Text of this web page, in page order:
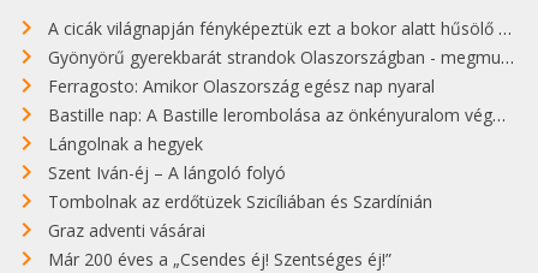
A cicák világnapján fényképeztük ezt a bokor alatt hűsölő cicát Kisorosziban
Gyönyörű gyerekbarát strandok Olaszországban - megmutatjuk a 15 legjobbat
Ferragosto: Amikor Olaszország egész nap nyaral
Bastille nap: A Bastille lerombolása az önkényuralom végét jelentette
Lángolnak a hegyek
Szent Iván-éj – A lángoló folyó
Tombolnak az erdőtüzek Szicíliában és Szardínián
Graz adventi vásárai
Már 200 éves a „Csendes éj! Szentséges éj!”